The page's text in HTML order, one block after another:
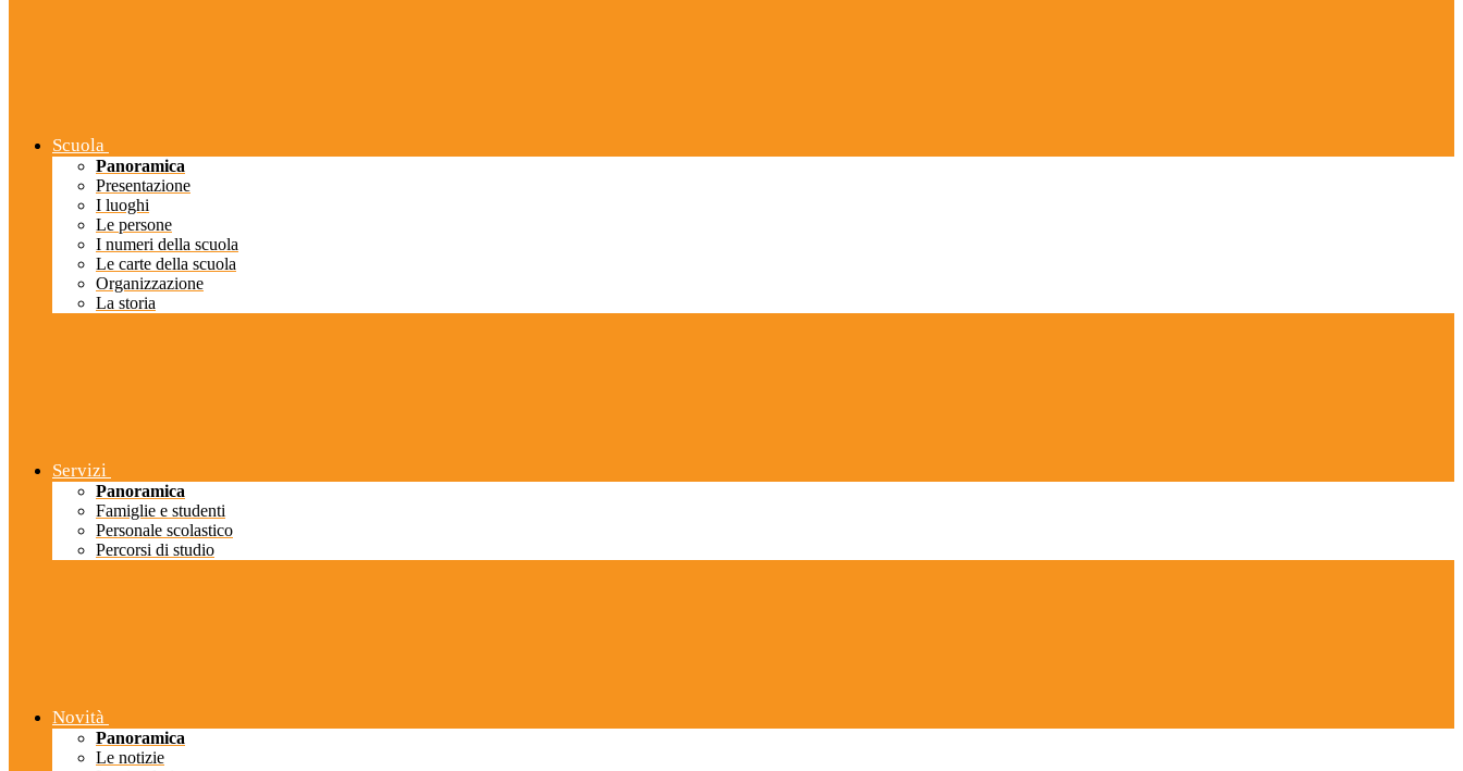
Scuola
Panoramica
Presentazione
I luoghi
Le persone
I numeri della scuola
Le carte della scuola
Organizzazione
La storia
Servizi
Panoramica
Famiglie e studenti
Personale scolastico
Percorsi di studio
Novità
Panoramica
Le notizie